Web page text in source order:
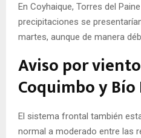
En Coyhaique, Torres del
precipitaciones se
martes, aunque de manera
Aviso por
Coquimbo y Bío
El sistema frontal también
normal a moderado entre las